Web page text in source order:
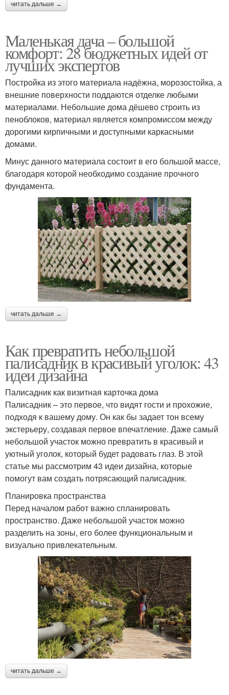
читать дальше →
Маленькая дача – большой
комфорт: 28 бюджетных идей от
лучших экспертов
Постройка из этого материала надёжна, морозостойка, а
внешние поверхности поддаются отделке любыми
материалами. Небольшие дома дёшево строить из
пеноблоков, материал является компромиссом между
дорогими кирпичными и доступными каркасными
домами.
Минус данного материала состоит в его большой массе,
благодаря которой необходимо создание прочного
фундамента.
читать дальше →
Как превратить небольшой
палисадник в красивый уголок: 43
идеи дизайна
Палисадник как визитная карточка дома
Палисадник – это первое, что видят гости и прохожие,
подходя к вашему дому. Он как бы задает тон всему
экстерьеру, создавая первое впечатление. Даже самый
небольшой участок можно превратить в красивый и
уютный уголок, который будет радовать глаз. В этой
статье мы рассмотрим 43 идеи дизайна, которые
помогут вам создать потрясающий палисадник.
Планировка пространства
Перед началом работ важно спланировать
пространство. Даже небольшой участок можно
разделить на зоны, его более функциональным и
визуально привлекательным.
читать дальше →